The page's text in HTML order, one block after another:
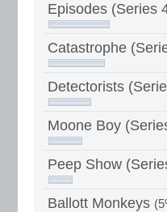
Episodes (Series
Catastrophe
Detectorists
Moone Boy
Peep Show
Ballott Monkeys